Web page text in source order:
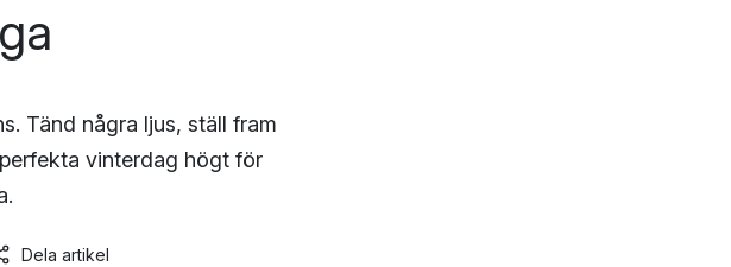
Tänd några ljus, ställ fram
vinterdag högt för
Dela artikel